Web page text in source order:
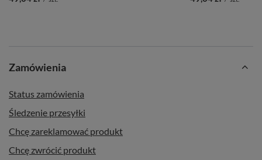
Zamówienia
Status zamówienia
Śledzenie przesyłki
Chcę zareklamować produkt
Chcę zwrócić produkt